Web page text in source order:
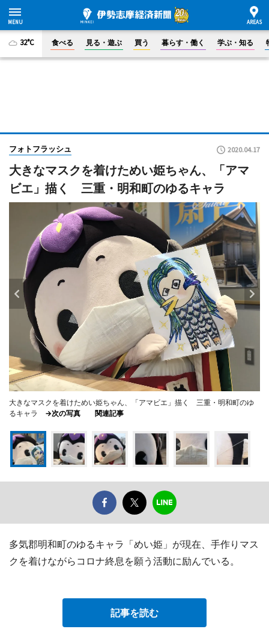
32°C 食べる 見る・遊ぶ 買う 暮らす・働く 学ぶ・知る
フォトフラッシュ 2020.04.17
大きなマスクを着けためい姫ちゃん、「アマ
ビエ」描く 三重・明和町のゆるキャラ
大きなマスクを着けためい姫ちゃん、「アマビエ」描く 三重・明和町のゆ
るキャラ →次の写真 関連記事
多気郡明和町のゆるキャラ「めい姫」が現在、手作りマス
クを着けながらコロナ終息を願う活動に励んでいる。
記事を読む